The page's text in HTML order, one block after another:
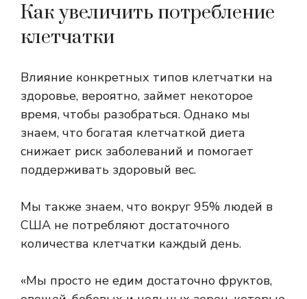
Как увеличить потребление
клетчатки
Влияние конкретных типов клетчатки на
здоровье, вероятно, займет некоторое
время, чтобы разобраться. Однако мы
знаем, что богатая клетчаткой диета
снижает риск заболеваний и помогает
поддерживать здоровый вес.
Мы также знаем, что вокруг 95% людей в
США не потребляют достаточного
количества клетчатки каждый день.
«Мы просто не едим достаточно фруктов,